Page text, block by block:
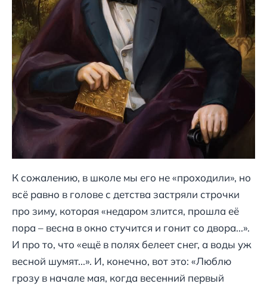
К сожалению, в школе мы его не «проходили», но
всё равно в голове с детства застряли строчки
про зиму, которая «недаром злится, прошла её
пора – весна в окно стучится и гонит со двора...».
И про то, что «ещё в полях белеет снег, а воды уж
весной шумят...». И, конечно, вот это: «Люблю
грозу в начале мая, когда весенний первый